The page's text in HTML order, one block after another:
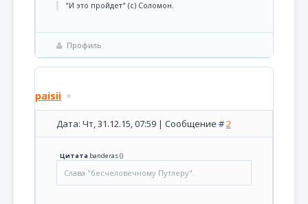
"И это пройдет" (с) Соломон.
Профиль
paisii
Дата: Чт, 31.12.15, 07:59 | Сообщение #2
Цитата banderas()
Слава "бесчеловечному Путлеру".